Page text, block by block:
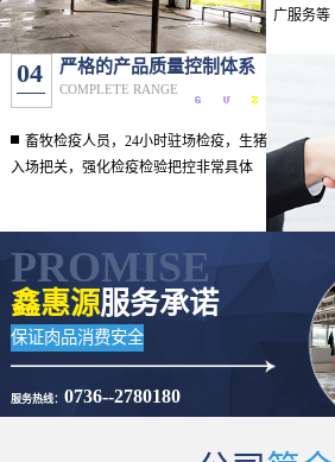
广服务等
04 严格的产品质量控制体系
COMPLETE RANGE
畜牧检疫人员，24小时驻场检疫，生猪
入场把关，强化检疫检验把控非常具体
PROMISE
鑫惠源服务承诺
保证肉品消费安全
服务热线： 0736--2780180